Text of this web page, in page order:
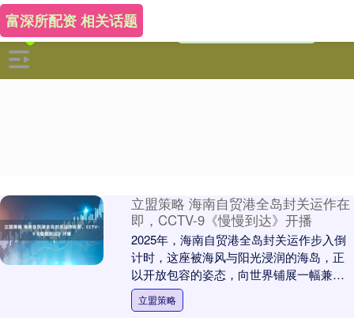
富深所配资 相关话题
立盟策略 海南自贸港全岛封关运作在
即，CCTV-9《慢慢到达》开播
2025年，海南自贸港全岛封关运作步入倒
计时，这座被海风与阳光浸润的海岛，正
以开放包容的姿态，向世界铺展一幅兼具
自然诗意与时代活力的画卷。 大型风光人
文探索纪录....
立盟策略